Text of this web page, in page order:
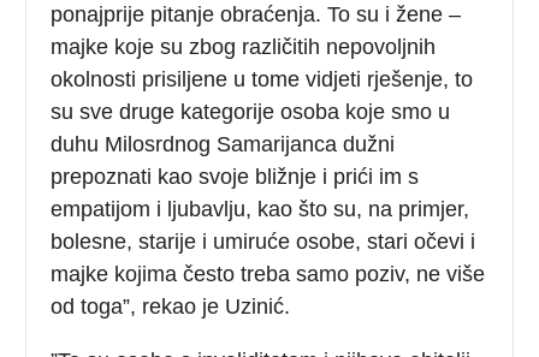
ponajprije pitanje obraćenja. To su i žene –
majke koje su zbog različitih nepovoljnih
okolnosti prisiljene u tome vidjeti rješenje, to
su sve druge kategorije osoba koje smo u
duhu Milosrdnog Samarijanca dužni
prepoznati kao svoje bližnje i prići im s
empatijom i ljubavlju, kao što su, na primjer,
bolesne, starije i umiruće osobe, stari očevi i
majke kojima često treba samo poziv, ne više
od toga”, rekao je Uzinić.